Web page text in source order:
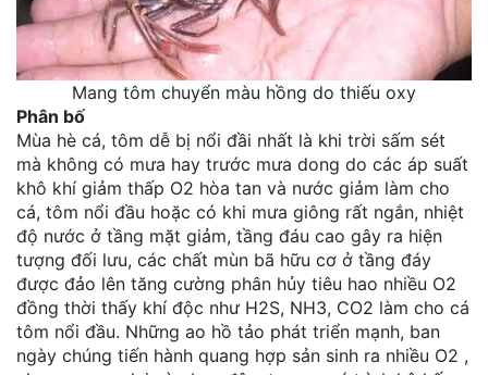
Mang tôm chuyển màu hồng do thiếu oxy
Phân bố
Mùa hè cá, tôm dễ bị nổi đầi nhất là khi trời sấm sét
mà không có mưa hay trước mưa dong do các áp suất
khô khí giảm thấp O2 hòa tan và nước giảm làm cho
cá, tôm nổi đầu hoặc có khi mưa giông rất ngắn, nhiệt
độ nước ở tầng mặt giảm, tầng đáu cao gây ra hiện
tượng đối lưu, các chất mùn bã hữu cơ ở tầng đáy
được đảo lên tăng cường phân hủy tiêu hao nhiều O2
đồng thời thấy khí độc như H2S, NH3, CO2 làm cho cá
tôm nổi đầu. Những ao hồ tảo phát triển mạnh, ban
ngày chúng tiến hành quang hợp sản sinh ra nhiều O2 ,